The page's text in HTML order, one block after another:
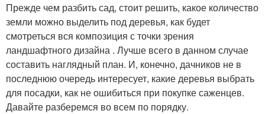
Прежде чем разбить сад, стоит решить, какое количество
земли можно выделить под деревья, как будет
смотреться вся композиция с точки зрения
ландшафтного дизайна . Лучше всего в данном случае
составить наглядный план. И, конечно, дачников не в
последнюю очередь интересует, какие деревья выбрать
для посадки, как не ошибиться при покупке саженцев.
Давайте разберемся во всем по порядку.